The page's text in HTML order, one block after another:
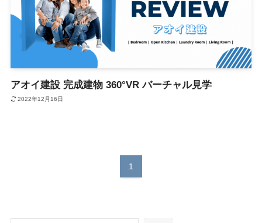
アオイ建設 完成建物 360°VR バーチャル見学
2022年12月16日
1